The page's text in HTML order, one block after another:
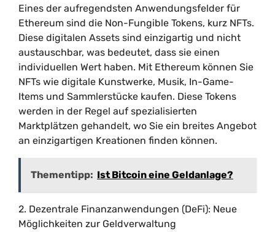
Eines der aufregendsten Anwendungsfelder für
Ethereum sind die Non-Fungible Tokens, kurz NFTs.
Diese digitalen Assets sind einzigartig und nicht
austauschbar, was bedeutet, dass sie einen
individuellen Wert haben. Mit Ethereum können Sie
NFTs wie digitale Kunstwerke, Musik, In-Game-
Items und Sammlerstücke kaufen. Diese Tokens
werden in der Regel auf spezialisierten
Marktplätzen gehandelt, wo Sie ein breites Angebot
an einzigartigen Kreationen finden können.
Thementipp: Ist Bitcoin eine Geldanlage?
2. Dezentrale Finanzanwendungen (DeFi): Neue
Möglichkeiten zur Geldverwaltung